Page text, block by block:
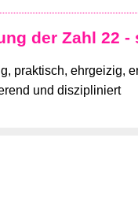
der Zahl 22 -
praktisch, ehrgeizig,
und diszipliniert